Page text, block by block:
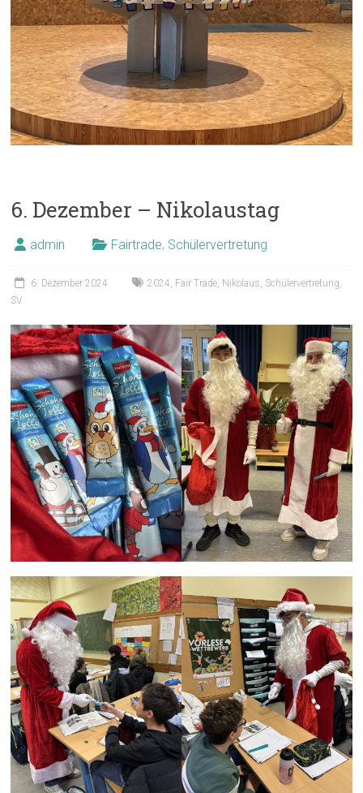
6. Dezember – Nikolaustag
admin Fairtrade, Schülervertretung
6. Dezember 2024 2024, Fair Trade, Nikolaus, Schülervertretung,
SV